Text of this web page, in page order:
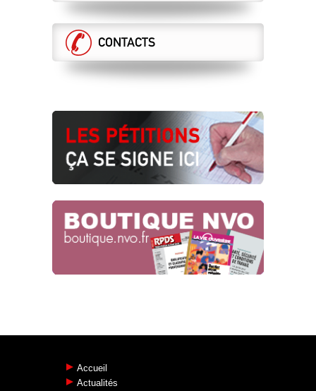
RABAIS, LA CGT S’Y OPPOSE !
DCI sécurité
16.07.2026
DERRIÈRE VOS GALÈRES, DES CHOIX
CONTACTS
Accueil
Actualités